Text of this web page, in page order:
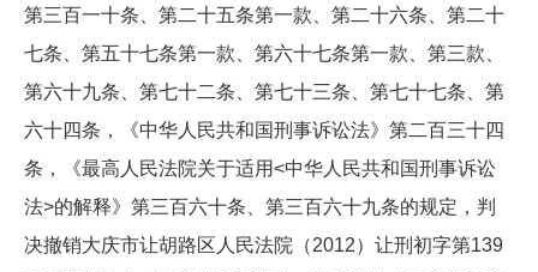
第三百一十条、第二十五条第一款、第二十六条、第二十
七条、第五十七条第一款、第六十七条第一款、第三款、
第六十九条、第七十二条、第七十三条、第七十七条、第
六十四条，《中华人民共和国刑事诉讼法》第二百三十四
条，《最高人民法院关于适用<中华人民共和国刑事诉讼
法>的解释》第三百六十条、第三百六十九条的规定，判
决撤销大庆市让胡路区人民法院（2012）让刑初字第139